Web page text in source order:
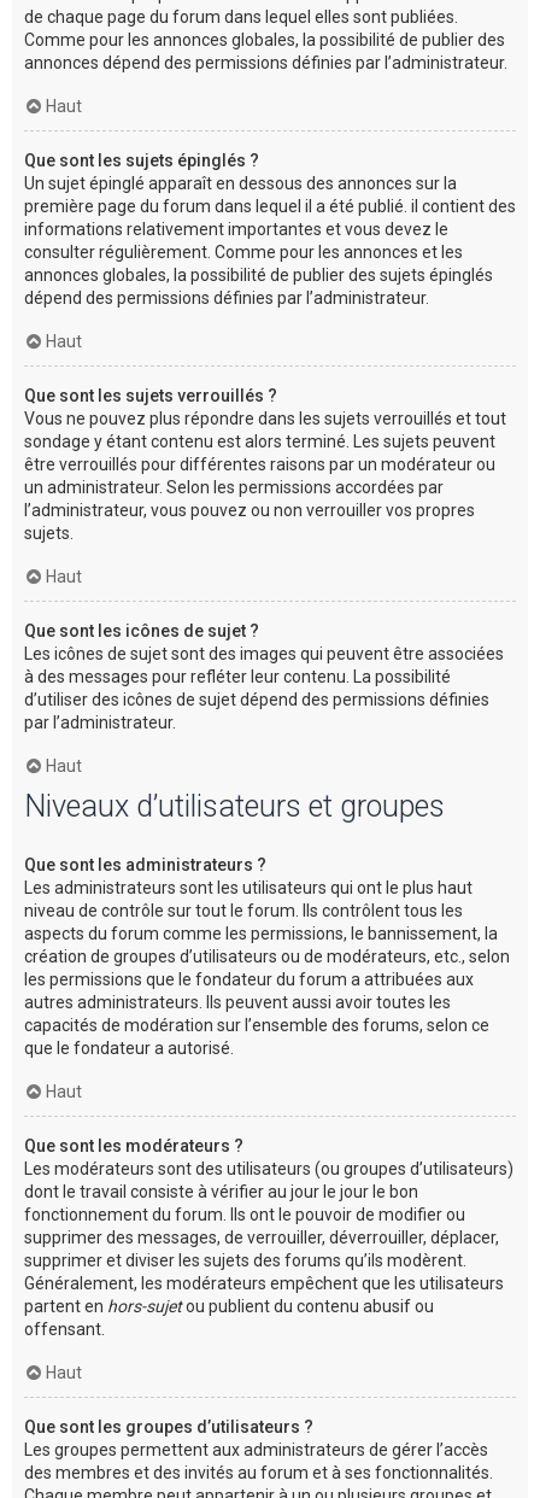
de chaque page du forum dans lequel elles sont publiées.
Comme pour les annonces globales, la possibilité de publier des
annonces dépend des permissions définies par l’administrateur.
Haut
Que sont les sujets épinglés ?
Un sujet épinglé apparaît en dessous des annonces sur la
première page du forum dans lequel il a été publié. il contient des
informations relativement importantes et vous devez le
consulter régulièrement. Comme pour les annonces et les
annonces globales, la possibilité de publier des sujets épinglés
dépend des permissions définies par l’administrateur.
Haut
Que sont les sujets verrouillés ?
Vous ne pouvez plus répondre dans les sujets verrouillés et tout
sondage y étant contenu est alors terminé. Les sujets peuvent
être verrouillés pour différentes raisons par un modérateur ou
un administrateur. Selon les permissions accordées par
l’administrateur, vous pouvez ou non verrouiller vos propres
sujets.
Haut
Que sont les icônes de sujet ?
Les icônes de sujet sont des images qui peuvent être associées
à des messages pour refléter leur contenu. La possibilité
d’utiliser des icônes de sujet dépend des permissions définies
par l’administrateur.
Haut
Niveaux d’utilisateurs et groupes
Que sont les administrateurs ?
Les administrateurs sont les utilisateurs qui ont le plus haut
niveau de contrôle sur tout le forum. Ils contrôlent tous les
aspects du forum comme les permissions, le bannissement, la
création de groupes d’utilisateurs ou de modérateurs, etc., selon
les permissions que le fondateur du forum a attribuées aux
autres administrateurs. Ils peuvent aussi avoir toutes les
capacités de modération sur l’ensemble des forums, selon ce
que le fondateur a autorisé.
Haut
Que sont les modérateurs ?
Les modérateurs sont des utilisateurs (ou groupes d’utilisateurs)
dont le travail consiste à vérifier au jour le jour le bon
fonctionnement du forum. Ils ont le pouvoir de modifier ou
supprimer des messages, de verrouiller, déverrouiller, déplacer,
supprimer et diviser les sujets des forums qu’ils modèrent.
Généralement, les modérateurs empêchent que les utilisateurs
partent en hors-sujetou publient du contenu abusif ou
offensant.
Haut
Que sont les groupes d’utilisateurs ?
Les groupes permettent aux administrateurs de gérer l’accès
des membres et des invités au forum et à ses fonctionnalités.